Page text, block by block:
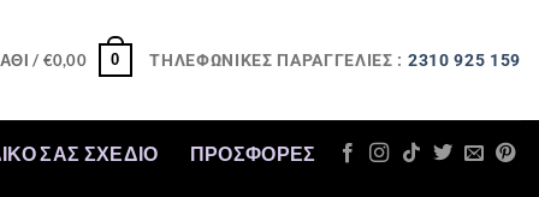
/ €0,00 0 ΤΗΛΕΦΩΝΙΚΕΣ ΠΑΡΑΓΓΕΛΙΕΣ : 2310 925 159
ΣΑΣ ΣΧΕΔΙΟ ΠΡΟΣΦΟΡΈΣ